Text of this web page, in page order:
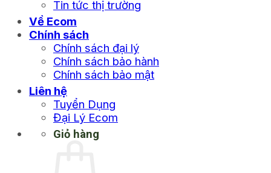
Tin tức thị trường
Về Ecom
Chính sách
Chính sách đại lý
Chính sách bảo hành
Chính sách bảo mật
Liên hệ
Tuyển Dụng
Đại Lý Ecom
Giỏ hàng